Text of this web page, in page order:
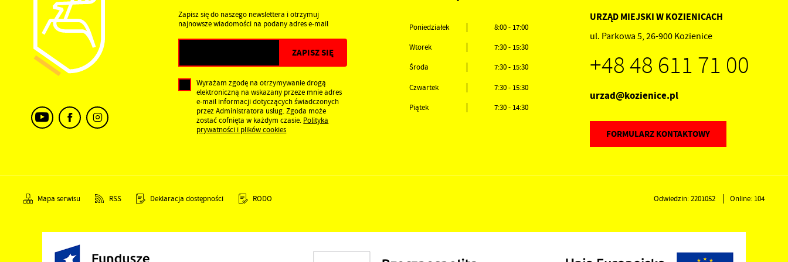
Zapisz się do naszego newslettera i otrzymuj
najnowsze wiadomości na podany adres e-mail
Wyrażam zgodę na otrzymywanie drogą
elektroniczną na wskazany przeze mnie adres
e-mail informacji dotyczących świadczonych
przez Administratora usług. Zgoda może
zostać cofnięta w każdym czasie. Polityka
prywatności i plików cookies
Poniedziałek 8:00 - 17:00
Wtorek 7:30 - 15:30
Środa 7:30 - 15:30
Czwartek 7:30 - 15:30
Piątek 7:30 - 14:30
URZĄD MIEJSKI W KOZIENICACH
ul. Parkowa 5, 26-900 Kozienice
+48 48 611 71 00
urzad@kozienice.pl
FORMULARZ KONTAKTOWY
Mapa serwisu RSS Deklaracja dostępności RODO Odwiedzin: 2201052 Online: 104